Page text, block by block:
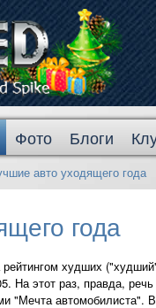
Фото Блоги
авто уходящего года
года
худших
На этот раз, правда,
"Мечта